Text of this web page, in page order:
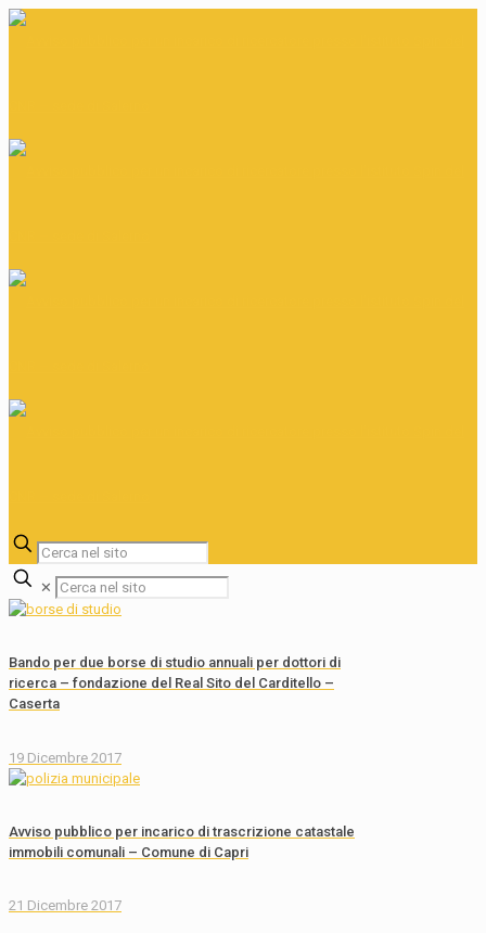
✕
Bando per due borse di studio annuali per dottori di
ricerca – fondazione del Real Sito del Carditello –
Caserta
19 Dicembre 2017
Avviso pubblico per incarico di trascrizione catastale
immobili comunali – Comune di Capri
21 Dicembre 2017